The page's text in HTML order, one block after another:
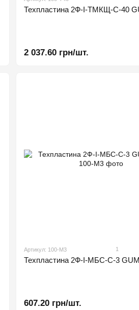
Техпластина 2Ф-І-ТМКЩ-С-40
2 037.60 грн/шт.
Артикул: 100-М3 1
Техпластина 2Ф-І-МБС-С-3
607.20 грн/шт.